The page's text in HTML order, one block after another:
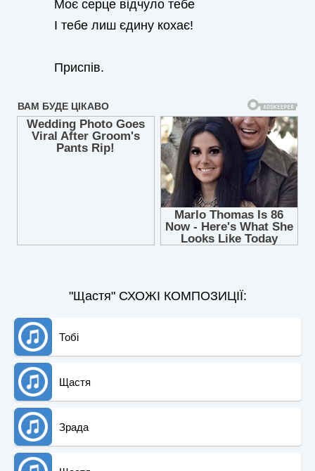
Моє серце відчуло тебе
І тебе лиш єдину кохає!
Приспів.
"Щастя" СХОЖІ КОМПОЗИЦІЇ:
Тобі
Щастя
Зрада